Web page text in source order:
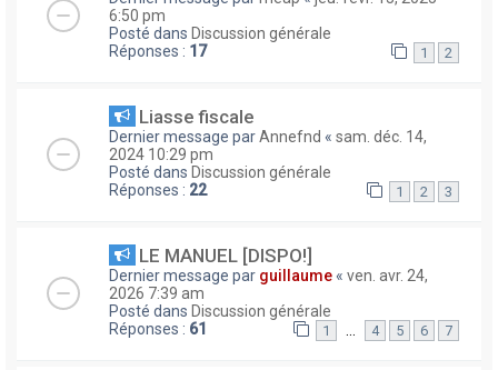
6:50 pm
Posté dans Discussion générale
Réponses : 17 1 2
Liasse fiscale
Dernier message parAnnefnd « sam. déc. 14,
2024 10:29 pm
Posté dans Discussion générale
Réponses : 22 1 2 3
LE MANUEL [DISPO!]
Dernier message par guillaume « ven. avr. 24,
2026 7:39 am
Posté dans Discussion générale
Réponses : 61 1 … 4 5 6 7